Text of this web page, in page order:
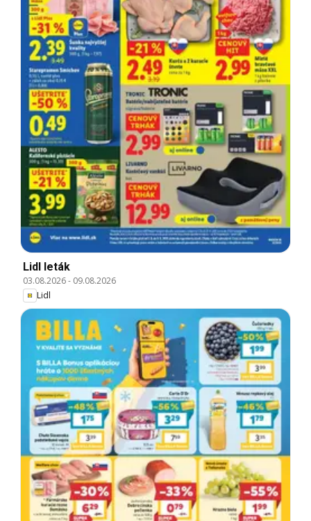
Lidl leták
03.08.2026- 09.08.2026
Lidl